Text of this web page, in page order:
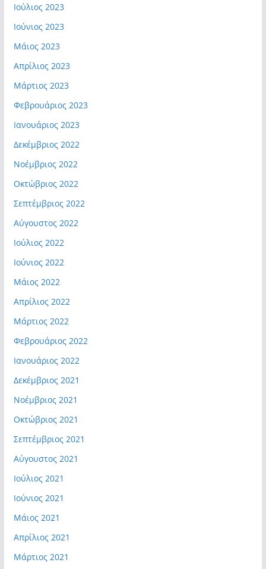
Ιούλιος 2023
Ιούνιος 2023
Μάιος 2023
Απρίλιος 2023
Μάρτιος 2023
Φεβρουάριος 2023
Ιανουάριος 2023
Δεκέμβριος 2022
Νοέμβριος 2022
Οκτώβριος 2022
Σεπτέμβριος 2022
Αύγουστος 2022
Ιούλιος 2022
Ιούνιος 2022
Μάιος 2022
Απρίλιος 2022
Μάρτιος 2022
Φεβρουάριος 2022
Ιανουάριος 2022
Δεκέμβριος 2021
Νοέμβριος 2021
Οκτώβριος 2021
Σεπτέμβριος 2021
Αύγουστος 2021
Ιούλιος 2021
Ιούνιος 2021
Μάιος 2021
Απρίλιος 2021
Μάρτιος 2021